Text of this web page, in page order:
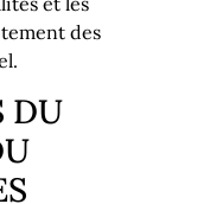
des
DU